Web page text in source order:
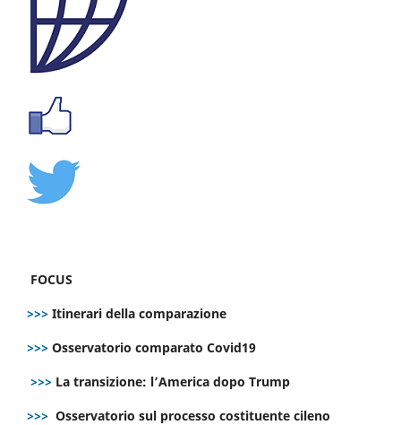
FOCUS
>>> Itinerari della comparazione
>>> Osservatorio comparato Covid19
>>> La transizione: l’America dopo Trump
>>> Osservatorio sul processo costituente cileno